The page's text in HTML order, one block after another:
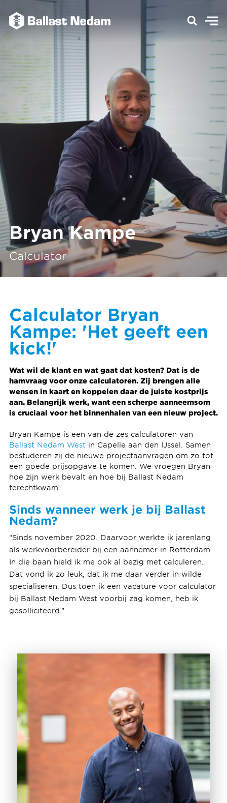
Bryan Kampe
Calculator
Calculator Bryan
Kampe: 'Het geeft een
kick!'
Wat wil de klant en wat gaat dat kosten? Dat is de
hamvraag voor onze calculatoren. Zij brengen alle
wensen in kaart en koppelen daar de juiste kostprijs
aan. Belangrijk werk, want een scherpe aanneemsom
is cruciaal voor het binnenhalen van een nieuw project.
Bryan Kampe is een van de zes calculatoren van
Ballast Nedam Westin Capelle aan den IJssel. Samen
bestuderen zij de nieuwe projectaanvragen om zo tot
een goede prijsopgave te komen. We vroegen Bryan
hoe zijn werk bevalt en hoe bij Ballast Nedam
terechtkwam.
Sinds wanneer werk je bij Ballast
Nedam?
“Sinds november 2020. Daarvoor werkte ik jarenlang
als werkvoorbereider bij een aannemer in Rotterdam.
In die baan hield ik me ook al bezig met calculeren.
Dat vond ik zo leuk, dat ik me daar verder in wilde
specialiseren. Dus toen ik een vacature voor calculator
bij Ballast Nedam West voorbij zag komen, heb ik
gesolliciteerd.”